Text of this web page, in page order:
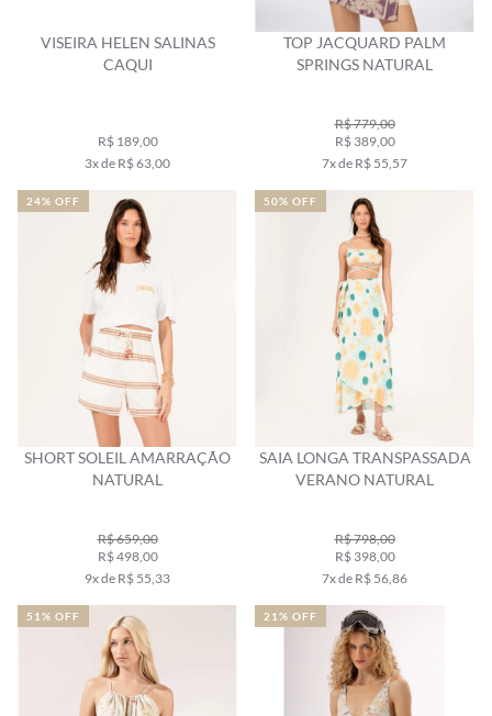
VISEIRA HELEN SALINAS
CAQUI
R$ 189,00
3x de R$ 63,00
TOP JACQUARD PALM
SPRINGS NATURAL
R$ 779,00
R$ 389,00
7x de R$ 55,57
SHORT SOLEIL AMARRAÇÃO
NATURAL
R$ 659,00
R$ 498,00
9x de R$ 55,33
24% OFF
SAIA LONGA TRANSPASSADA
VERANO NATURAL
R$ 798,00
R$ 398,00
7x de R$ 56,86
50% OFF
51% OFF 21% OFF